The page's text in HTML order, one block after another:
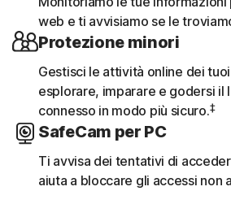
web e ti avvisiamo se le
Protezione minori
Gestisci le attività online dei
esplorare, imparare e godersi il
connesso in modo più sicuro.‡
SafeCam per PC
Ti avvisa dei tentativi di
aiuta a bloccare gli accessi non